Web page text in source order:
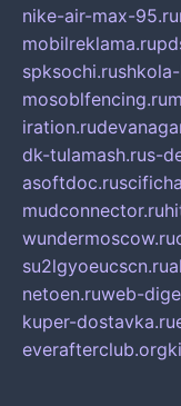
nike-air-max-95.ru
mobilreklama.ru
spksochi.ru
mosoblfencing.ru
iration.ru
dk-tulamash.rus-
asoftdoc.ru
mudconnector.ru
wundermoscow.ru
su2lgyoeucscn.ru
netoen.ruweb-
kuper-dostavka.ru
everafterclub.org